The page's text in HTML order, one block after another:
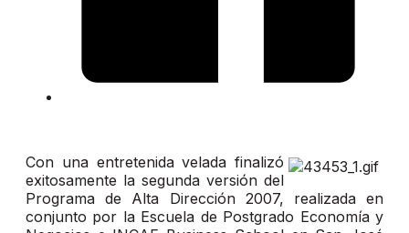
Con una entretenida velada finalizó
exitosamente la segunda versión del
Programa de Alta Dirección 2007, realizada en
conjunto por la Escuela de Postgrado Economía y